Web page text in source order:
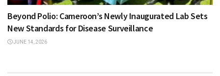
Beyond Polio: Cameroon’s Newly Inaugurated Lab Sets
New Standards for Disease Surveillance
JUNE 14, 2026